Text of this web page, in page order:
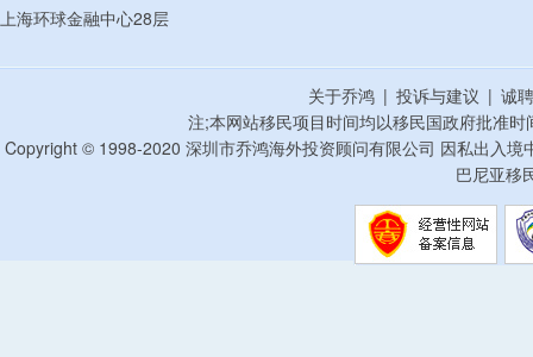
上海环球金融中心28层
关于乔鸿 | 投诉与建议 | 诚
注;本网站移民项目时间均以移民国政府批准
Copyright © 1998-2020 深圳市乔鸿海外投资顾问有限公司 因私出入
巴尼亚移